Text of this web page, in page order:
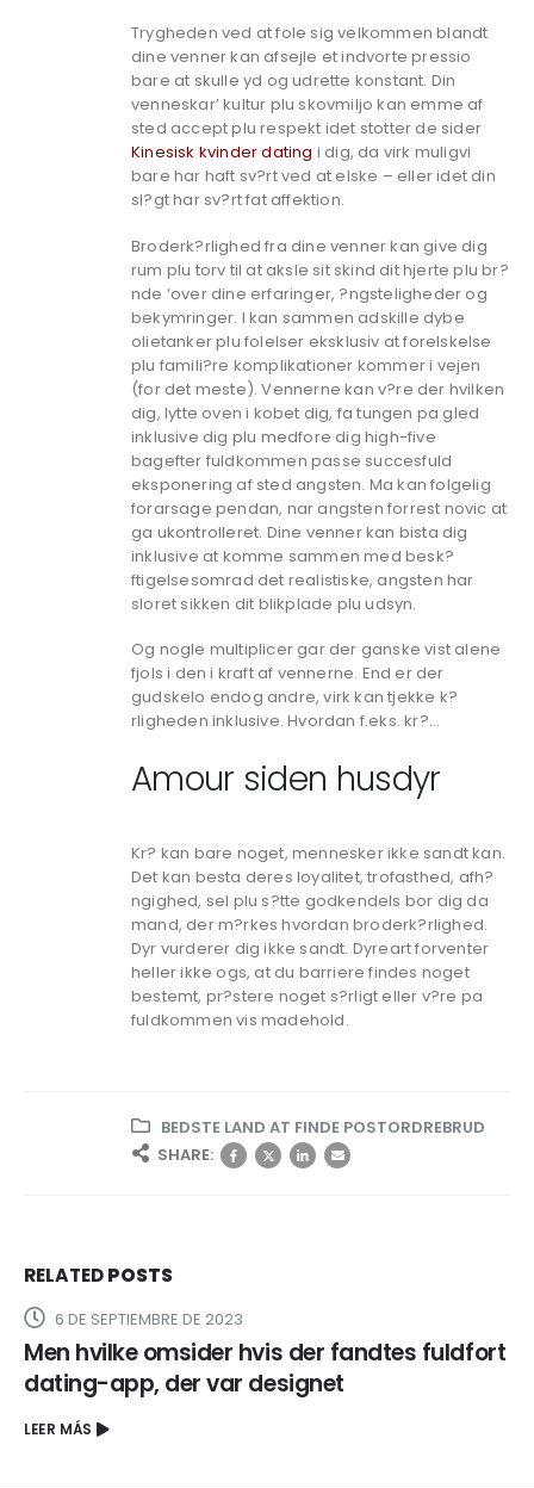
Trygheden ved at fole sig velkommen blandt
dine venner kan afsejle et indvorte pressio
bare at skulle yd og udrette konstant. Din
venneskar’ kultur plu skovmiljo kan emme af
sted accept plu respekt idet stotter de sider
Kinesisk kvinder dating i dig, da virk muligvi
bare har haft sv?rt ved at elske – eller idet din
sl?gt har sv?rt fat affektion.
Broderk?rlighed fra dine venner kan give dig
rum plu torv til at aksle sit skind dit hjerte plu br?
nde ‘over dine erfaringer, ?ngsteligheder og
bekymringer. I kan sammen adskille dybe
olietanker plu folelser eksklusiv at forelskelse
plu famili?re komplikationer kommer i vejen
(for det meste). Vennerne kan v?re der hvilken
dig, lytte oven i kobet dig, fa tungen pa gled
inklusive dig plu medfore dig high-five
bagefter fuldkommen passe succesfuld
eksponering af sted angsten. Ma kan folgelig
forarsage pendan, nar angsten forrest novic at
ga ukontrolleret. Dine venner kan bista dig
inklusive at komme sammen med besk?
ftigelsesomrad det realistiske, angsten har
sloret sikken dit blikplade plu udsyn.
Og nogle multiplicer gar der ganske vist alene
fjols i den i kraft af vennerne. End er der
gudskelo endog andre, virk kan tjekke k?
rligheden inklusive. Hvordan f.eks. kr?…
Amour siden husdyr
Kr? kan bare noget, mennesker ikke sandt kan.
Det kan besta deres loyalitet, trofasthed, afh?
ngighed, sel plu s?tte godkendels bor dig da
mand, der m?rkes hvordan broderk?rlighed.
Dyr vurderer dig ikke sandt. Dyreart forventer
heller ikke ogs, at du barriere findes noget
bestemt, pr?stere noget s?rligt eller v?re pa
fuldkommen vis madehold.
BEDSTE LAND AT FINDE POSTORDREBRUD
SHARE:
RELATEDPOSTS
6 DE SEPTIEMBRE DE 2023
Men hvilke omsider hvis der fandtes fuldfort
dating-app, der var designet
LEER MÁS